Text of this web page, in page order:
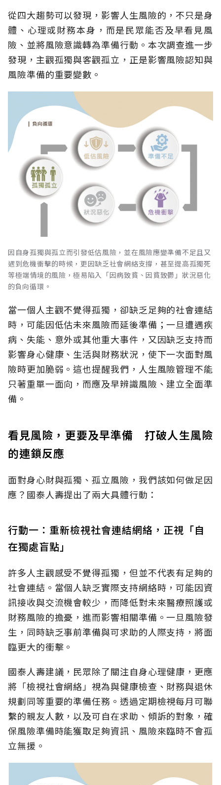
從四大趨勢可以發現，影響人生風險的，不只是身
體、心理或財務本身，而是民眾能否及早看見風
險、並將風險意識轉為準備行動。本次調查進一步
發現，主觀孤獨與客觀孤立，正是影響風險認知與
風險準備的重要變數。
因自身孤獨與孤立而引發低估風險，並在風險應變準備不足且又
遇到危機衝擊的時候，更因缺乏社會網絡支撐，甚至提高孤獨死
等極端情境的風險，極易陷入「因病致貧、因貧致鬱」狀況惡化
的負向循環。
當一個人主觀不覺得孤獨，卻缺乏足夠的社會連結
時，可能因低估未來風險而延後準備；一旦遭遇疾
病、失能、意外或其他重大事件，又因缺乏支持而
影響身心健康、生活與財務狀況，使下一次面對風
險時更加脆弱。這也提醒我們，人生風險管理不能
只著重單一面向，而應及早辨識風險、建立全面準
備。
看見風險，更要及早準備 打破人生風險
的連鎖反應
面對身心財與孤獨、孤立風險，我們該如何做足因
應？國泰人壽提出了兩大具體行動：
行動一：重新檢視社會連結網絡，正視「自
在獨處盲點」
許多人主觀感受不覺得孤獨，但並不代表有足夠的
社會連結。當個人缺乏實際支持網絡時，可能因資
訊接收與交流機會較少，而降低對未來醫療照護或
財務風險的擔憂，進而影響相關準備。一旦風險發
生，同時缺乏事前準備與可求助的人際支持，將面
臨更大的衝擊。
國泰人壽建議，民眾除了關注自身心理健康，更應
將「檢視社會網絡」視為與健康檢查、財務與退休
規劃同等重要的準備任務。透過定期檢視每月可聯
繫的親友人數，以及可自在求助、傾訴的對象，確
保風險準備時能獲取足夠資訊、風險來臨時不會孤
立無援。